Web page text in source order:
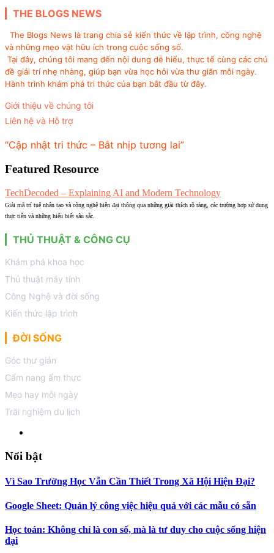
THE BLOGS NEWS
The Blogs News là trang chia sẻ kiến thức về lập trình, công nghệ
và những mẹo vặt hữu ích trong cuộc sống số.
Tại đây, chúng tôi mang đến nội dung dễ hiểu, thực tế cùng các chủ
đề giải trí nhẹ nhàng, giúp bạn vừa học hỏi vừa thư giãn mỗi ngày.
Hành trình khám phá tri thức của bạn bắt đầu từ đây.
Giới thiệu về chúng tôi
Liên hệ và Hỗ trợ
“Cập nhật tri thức – Bắt nhịp tương lai”
Featured Resource
TechDecoded – Explaining AI and Modern Technology
Giải mã trí tuệ nhân tạo và công nghệ hiện đại thông qua những giải thích rõ ràng, các trường hợp sử dụng
thực tiễn và những hiểu biết sâu sắc.
THỦ THUẬT & CÔNG CỤ
Khám phá khoa học
Thủ thuật máy tính
Công Nghệ và đời sống
Kiến thức lập trình
ĐỜI SỐNG
Góc thư giản
Cẩm nang ẩm thực
Mẹo hay mỗi ngày
Trãi nghiệm du lịch
Nổi bật
Vì Sao Trường Học Vẫn Cần Thiết Trong Xã Hội Hiện Đại?
Google Sheet: Quản lý công việc hiệu quả với các mẫu có sẵn
Học toán: Không chỉ là con số, mà là tư duy cho cuộc sống hiện
đại